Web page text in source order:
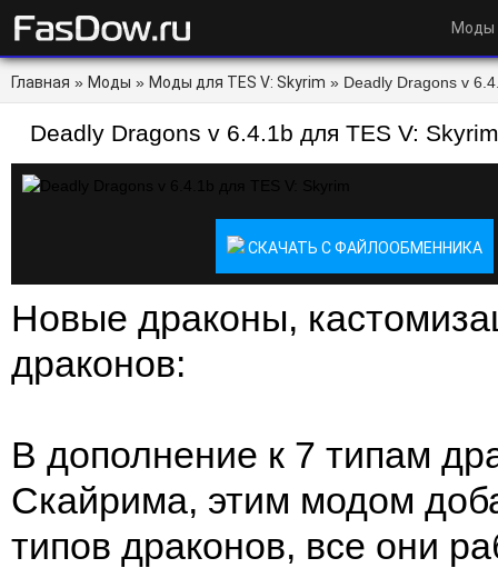
Моды
Главная » Моды » Моды для TES V: Skyrim » Deadly Dragons v
Deadly Dragons v 6.4.1b для TES V: Skyrim
СКАЧАТЬ С ФАЙЛООБМЕННИКА
Новые драконы,
драконов:
В дополнение к 7 типам
Скайрима, этим модом
типов драконов, все они